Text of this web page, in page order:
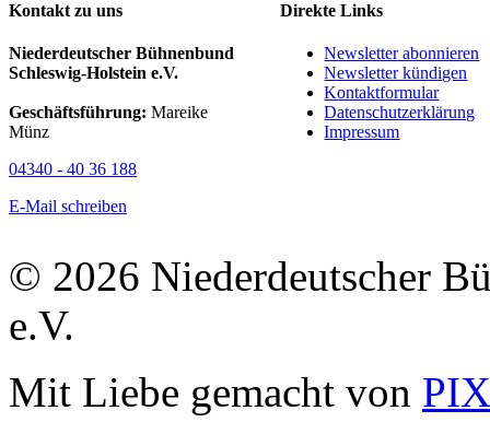
Kontakt zu uns
Niederdeutscher Bühnenbund
Schleswig-Holstein e.V.
Geschäftsführung: Mareike
Münz
04340 - 40 36 188
E-Mail schreiben
Direkte Links
Newsletter abonnieren
Newsletter kündigen
Kontaktformular
Datenschutzerklärung
Impressum
© 2026 Niederdeutscher
e.V.
Mit Liebe gemacht von